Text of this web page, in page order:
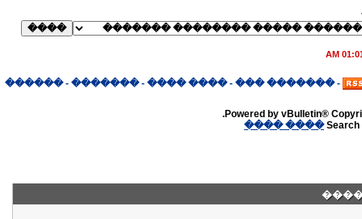
01:01
-
������� ���
-
���� ����
-
�������
-
������
Powered by vBulletin®
Search
���� ����